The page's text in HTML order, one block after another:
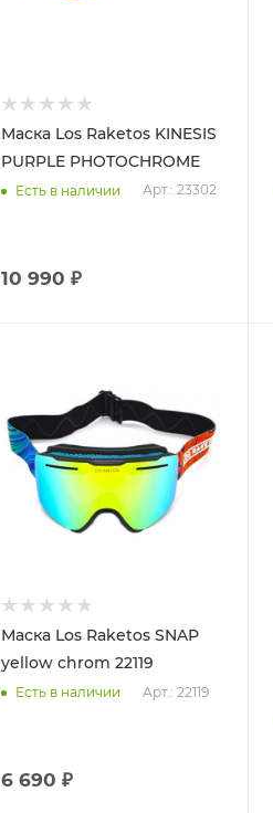
Маска Los Raketos KINESIS
PURPLE PHOTOCHROME
Есть в наличии Арт.: 23302
10 990 ₽
Маска Los Raketos SNAP
yellow chrom 22119
Есть в наличии Арт.: 22119
6 690 ₽